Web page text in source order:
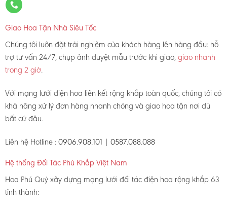
Giao Hoa Tận Nhà Siêu Tốc
Chúng tôi luôn đặt trải nghiệm của khách hàng lên hàng đầu: hỗ
trợ tư vấn 24/7, chụp ảnh duyệt mẫu trước khi giao,giao nhanh
trong 2 giờ.
Với mạng lưới điện hoa liên kết rộng khắp toàn quốc, chúng tôi có
khả năng xử lý đơn hàng nhanh chóng và giao hoa tận nơi dù
bất cứ đâu.
Liên hệ Hotline : 0906.908.101 | 0587.088.088
Hệ thống Đối Tác Phủ Khắp Việt Nam
Hoa Phú Quý xây dựng mạng lưới đối tác điện hoa rộng khắp 63
tỉnh thành: